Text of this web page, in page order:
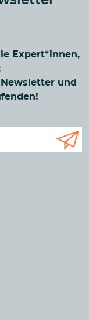
Expert*innen,
und